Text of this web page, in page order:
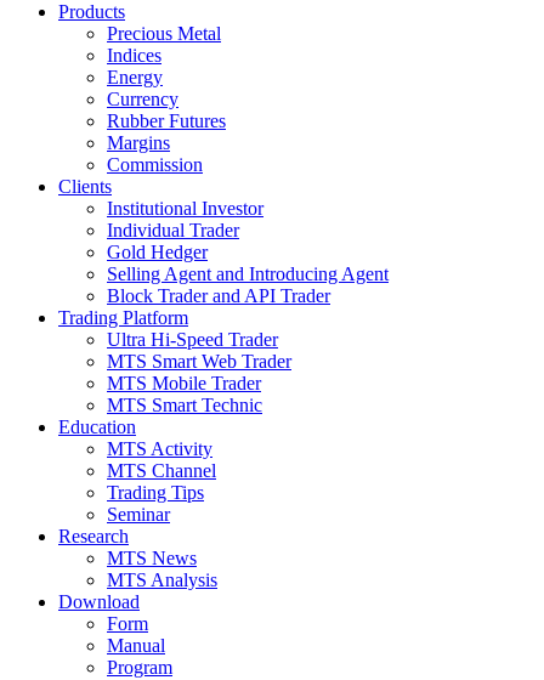
Products
Precious Metal
Indices
Energy
Currency
Rubber Futures
Margins
Commission
Clients
Institutional Investor
Individual Trader
Gold Hedger
Selling Agent and Introducing Agent
Block Trader and API Trader
Trading Platform
Ultra Hi-Speed Trader
MTS Smart Web Trader
MTS Mobile Trader
MTS Smart Technic
Education
MTS Activity
MTS Channel
Trading Tips
Seminar
Research
MTS News
MTS Analysis
Download
Form
Manual
Program